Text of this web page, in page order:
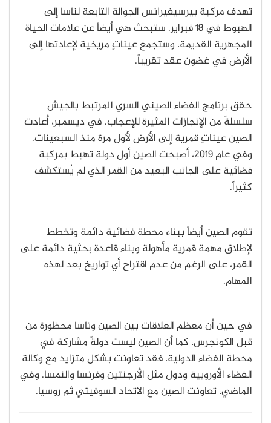
تهدف مركبة بيرسيفيرانس الجوالة التابعة لناسا إلى
الهبوط في 18 فبراير. ستبحث هي أيضاً عن علامات الحياة
المجهرية القديمة، وستجمع عيناتٍ مريخية لإعادتها إلى
الأرض في غضون عقد تقريباً.
حقق برنامج الفضاء الصيني السري المرتبط بالجيش
سلسلةً من الإنجازات المثيرة للإعجاب. في ديسمبر، أعادت
الصين عيناتٍ قمرية إلى الأرض لأول مرة منذ السبعينات.
وفي عام 2019، أصبحت الصين أول دولة تهبط بمركبة
فضائية على الجانب البعيد من القمر الذي لم يُستكشف
كثيراً.
تقوم الصين أيضاً ببناء محطة فضائية دائمة وتخطط
لإطلاق مهمة قمرية مأهولة وبناء قاعدة بحثية دائمة على
القمر، على الرغم من عدم اقتراح أي تواريخ بعد لهذه
المهام.
في حين أن معظم العلاقات بين الصين وناسا محظورة من
قبل الكونجرس، كما أن الصين ليست دولةً مشاركة في
محطة الفضاء الدولية، فقد تعاونت بشكل متزايد مع وكالة
الفضاء الأوروبية ودول مثل الأرجنتين وفرنسا والنمسا. وفي
الماضي، تعاونت الصين مع الاتحاد السوفيتي ثم روسيا.